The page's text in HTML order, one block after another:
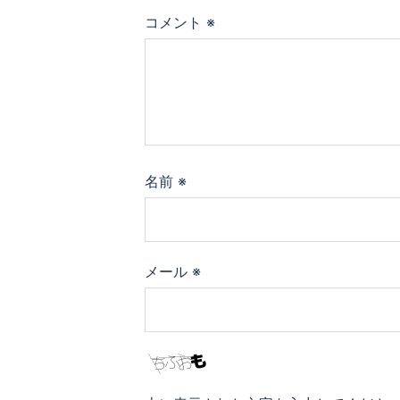
コメント ※
名前 ※
メール ※